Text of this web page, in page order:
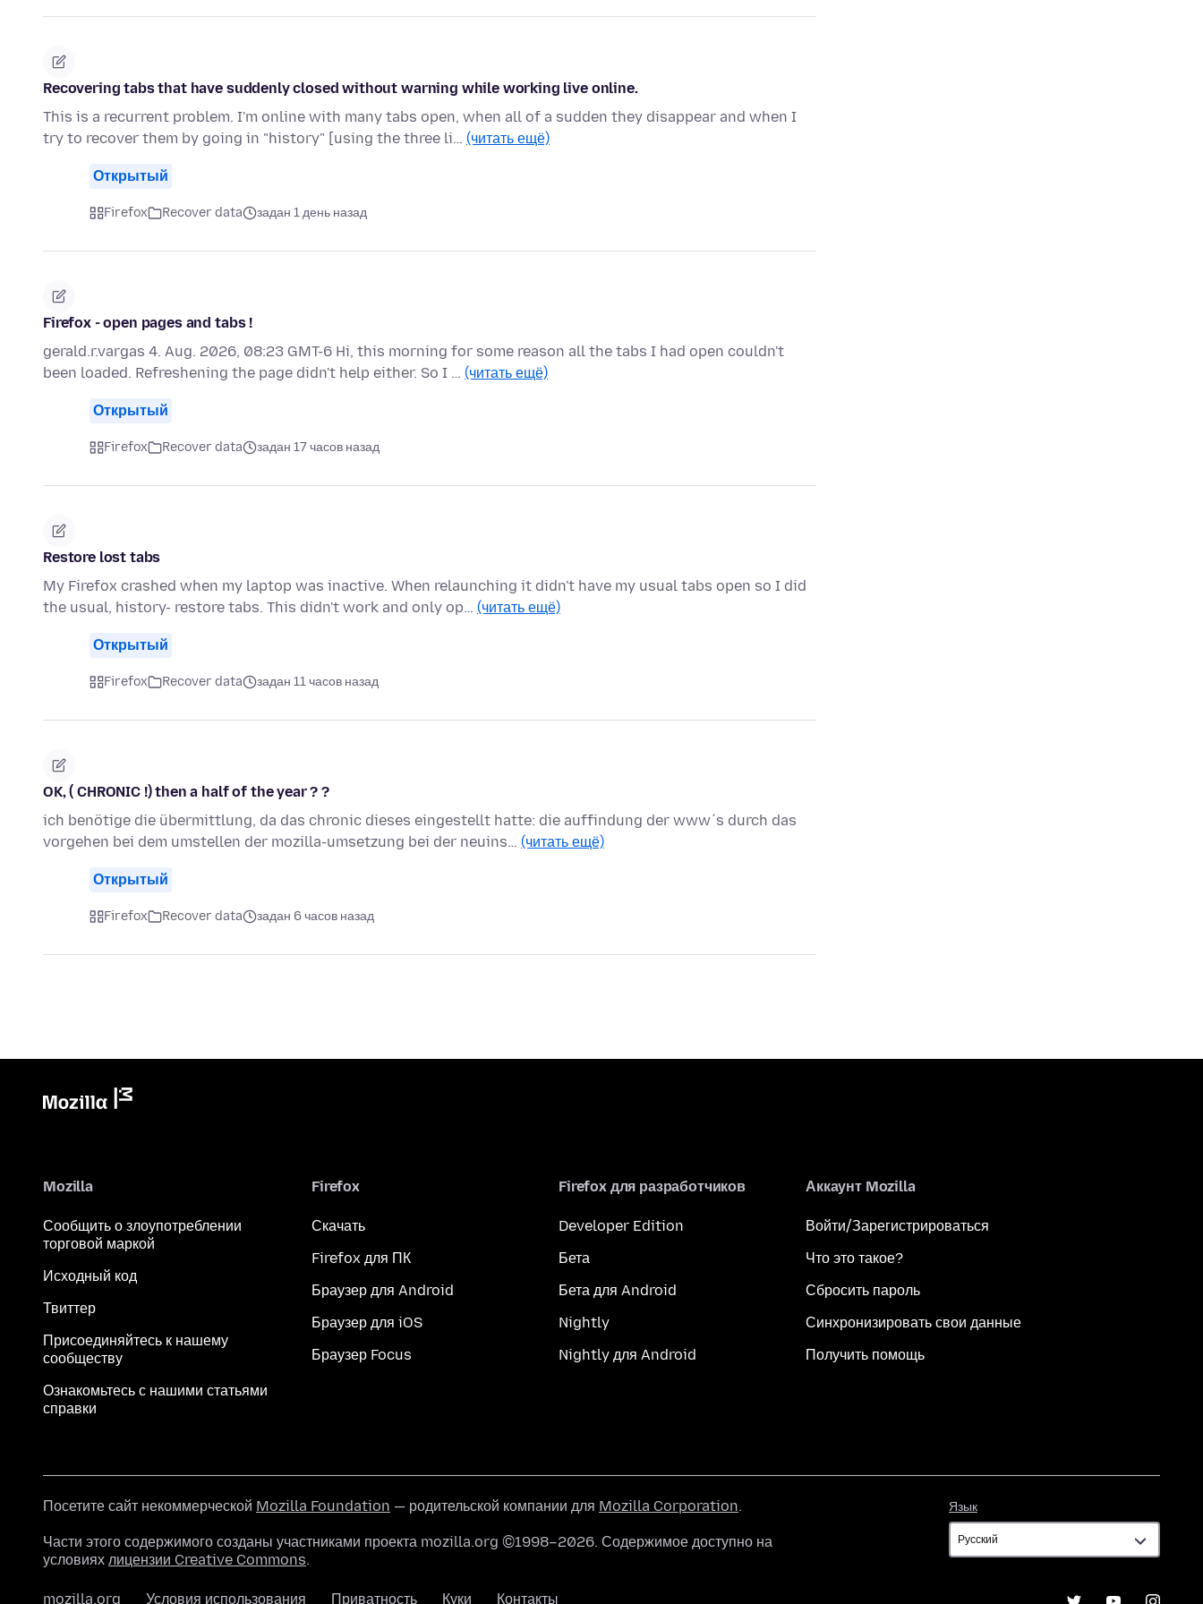
Recovering tabs that have suddenly closed without warning while working live online.
This is a recurrent problem. I'm online with many tabs open, when all of a sudden they disappear and when I
try to recover them by going in "history" [using the three li… (читать ещё)
Открытый
Firefox Recover data задан 1 день назад
Firefox - open pages and tabs !
gerald.r.vargas 4. Aug. 2026, 08:23 GMT-6 Hi, this morning for some reason all the tabs I had open couldn't
been loaded. Refreshening the page didn't help either. So I … (читать ещё)
Открытый
Firefox Recover data задан 17 часов назад
Restore lost tabs
My Firefox crashed when my laptop was inactive. When relaunching it didn't have my usual tabs open so I did
the usual, history- restore tabs. This didn't work and only op… (читать ещё)
Открытый
Firefox Recover data задан 11 часов назад
OK, ( CHRONIC !) then a half of the year ? ?
ich benötige die übermittlung, da das chronic dieses eingestellt hatte: die auffindung der www´s durch das
vorgehen bei dem umstellen der mozilla-umsetzung bei der neuins… (читать ещё)
Открытый
Firefox Recover data задан 6 часов назад
Mozilla
Сообщить о злоупотреблении
торговой маркой
Исходный код
Твиттер
Присоединяйтесь к нашему
сообществу
Ознакомьтесь с нашими статьями
справки
Firefox
Скачать
Firefox для ПК
Браузер для Android
Браузер для iOS
Браузер Focus
Firefox для разработчиков
Developer Edition
Бета
Бета для Android
Nightly
Nightly для Android
Аккаунт Mozilla
Войти/Зарегистрироваться
Что это такое?
Сбросить пароль
Синхронизировать свои данные
Получить помощь
Язык
Посетите сайт некоммерческой Mozilla Foundation — родительской компании для Mozilla Corporation.
Части этого содержимого созданы участниками проекта mozilla.org ©1998–2026. Содержимое доступно на
условиях лицензии Creative Commons.
mozilla.org Условия использования Приватность Куки Контакты